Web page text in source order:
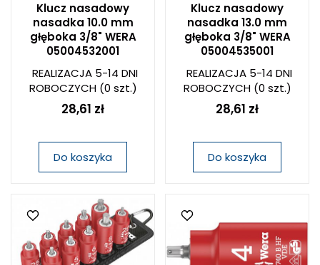
Klucz nasadowy
nasadka 10.0 mm
głęboka 3/8" WERA
05004532001
REALIZACJA 5-14 DNI
ROBOCZYCH(0 szt.)
28,61 zł
Do koszyka
Klucz nasadowy
nasadka 13.0 mm
głęboka 3/8" WERA
05004535001
REALIZACJA 5-14 DNI
ROBOCZYCH(0 szt.)
28,61 zł
Do koszyka